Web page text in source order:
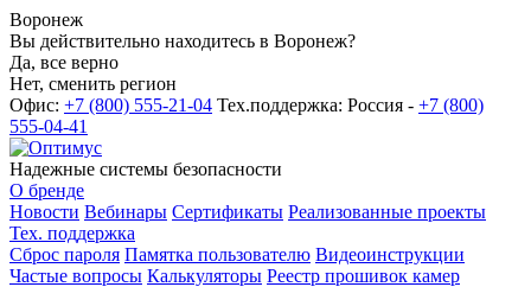
Воронеж
Вы действительно находитесь в Воронеж?
Да, все верно
Нет, сменить регион
Офис: +7 (800) 555-21-04 Тех.поддержка: Россия - +7 (800)
555-04-41
Надежные системы безопасности
О бренде
Новости Вебинары Сертификаты Реализованные проекты
Тех. поддержка
Сброс пароля Памятка пользователю Видеоинструкции
Частые вопросы Калькуляторы Реестр прошивок камер